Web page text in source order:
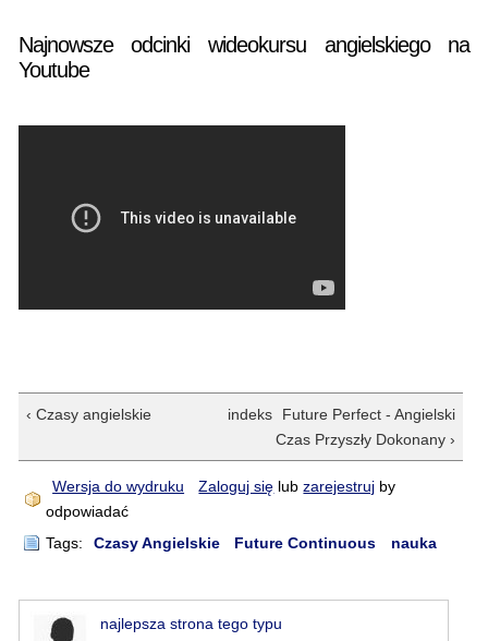
Najnowsze odcinki wideokursu angielskiego na
Youtube
‹ Czasy angielskie indeks
Future Perfect - Angielski
Czas Przyszły Dokonany ›
Wersja do wydruku Zaloguj się lubzarejestruj by
odpowiadać
Tags:
Czasy Angielskie Future Continuous nauka
najlepsza strona tego typu